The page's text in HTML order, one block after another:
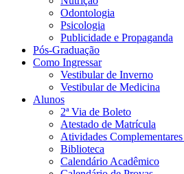
Odontologia
Psicologia
Publicidade e Propaganda
Pós-Graduação
Como Ingressar
Vestibular de Inverno
Vestibular de Medicina
Alunos
2ª Via de Boleto
Atestado de Matrícula
Atividades
Biblioteca
Calendário Acadêmico